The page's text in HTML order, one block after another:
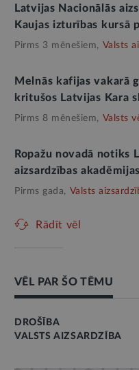
Latvijas Nacionālās
Kaujas izturības kursā
Pirms 3 mēnešiem, Valsts
Melnās kafijas vakarā
kritušos Latvijas Kara
Pirms 8 mēnešiem, Valsts
Ropažu novadā notiks
aizsardzības
Pirms gada, Valsts
Rādīt vēl
VĒL PAR ŠO TĒMU
DROŠĪBA
VALSTS AIZSARDZĪBA